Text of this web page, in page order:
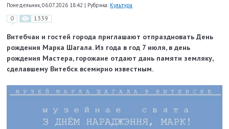
Понедельник, 06.07.2026 18:42 | Рубрика: Культура
0 1339
Витебчан и гостей города приглашают отпраздновать День
рождения Марка Шагала. Из года в год 7 июля, в день
рождения Мастера, горожане отдают дань памяти земляку,
сделавшему Витебск всемирно известным.